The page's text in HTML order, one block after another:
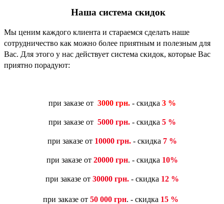
Наша система скидок
Мы ценим каждого клиента и стараемся сделать наше
сотрудничество как можно более приятным и полезным для
Вас. Для этого у нас действует система скидок, которые Вас
приятно порадуют:
при заказе от 3000 грн.- скидка 3 %
при заказе от 5000 грн.- скидка 5 %
при заказе от 10000 грн.- скидка 7 %
при заказе от 20000 грн. - скидка 10%
при заказе от 30000 грн.- скидка 12 %
при заказе от 50 000 грн. - скидка 15 %